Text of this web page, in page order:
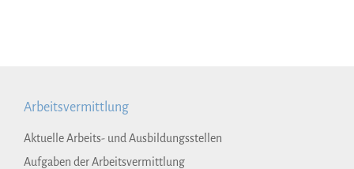
Arbeitsvermittlung
Aktuelle Arbeits- und Ausbildungsstellen
Aufgaben der Arbeitsvermittlung